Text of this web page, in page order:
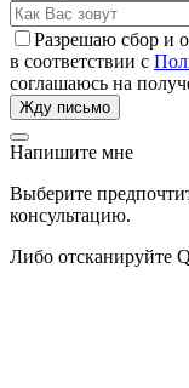
Разрешаю сбор и
в соответствии с
соглашаюсь на
Напишите мне
Выберите
консультацию.
Либо отсканируйте